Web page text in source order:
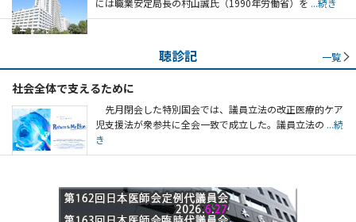
聴診記 一覧
社会全体で支えるために
先月閉会した特別国会では、議員立法の改正医療的ケア
児支援法が衆参共に全会一致で成立した。議員立法の ...続
き